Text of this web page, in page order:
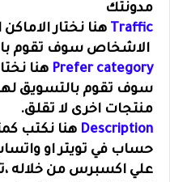
مدونتك
Traffic هنا نختار
الاشخاص سوف تقوم
Prefer category
سوف تقوم بالتسويق لها
منتجات اخرى لا تقلق.
Description هنا نكتب
حساب في تويتر او
علي اكسبرس من خلاله